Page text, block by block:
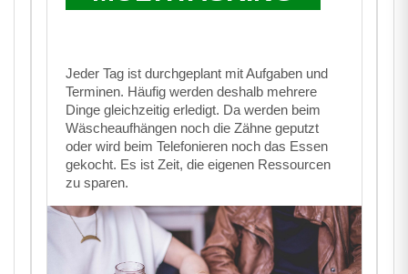
Jeder Tag ist durchgeplant mit Aufgaben und
Terminen. Häufig werden deshalb mehrere
Dinge gleichzeitig erledigt. Da werden beim
Wäscheaufhängen noch die Zähne geputzt
oder wird beim Telefonieren noch das Essen
gekocht. Es ist Zeit, die eigenen Ressourcen
zu sparen.